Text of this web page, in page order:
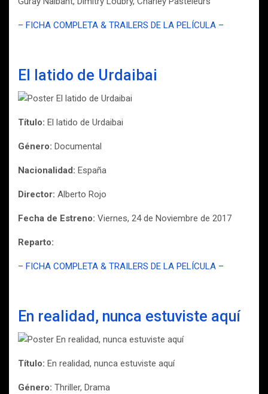
– FICHA COMPLETA & TRAILERS DE LA PELÍCULA –
El latido de Urdaibai
Título: El latido de Urdaibai
Género: Documental
Nacionalidad: España
Director: Alberto Rojo
Fecha de Estreno: Viernes, 24 de Noviembre de 2017
Reparto:
– FICHA COMPLETA & TRAILERS DE LA PELÍCULA –
En realidad, nunca estuviste aquí
Título: En realidad, nunca estuviste aquí
Género: Thriller, Drama